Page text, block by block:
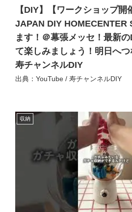
【DIY】【ワークショップ開
JAPAN DIY HOMECENTER
ます！＠幕張メッセ！最新
て楽しみましょう！明日へ
寿チャンネルDIY
出典：YouTube / 寿チャンネルDIY
収納